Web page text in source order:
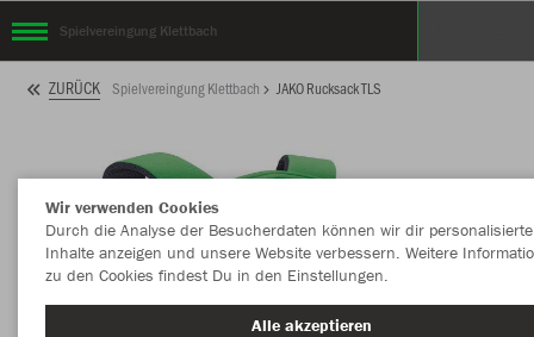
Spielvereingung Klettbach
ZURÜCK Spielvereingung Klettbach JAKO Rucksack TLS
Wir verwenden Cookies
Durch die Analyse der Besucherdaten können wir dir personalisierte
Inhalte anzeigen und unsere Website verbessern. Weitere
zu den Cookies findest Du in den Einstellungen.
Alle akzeptieren